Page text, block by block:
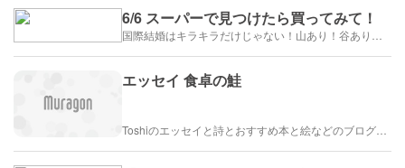
6/6 スーパーで見つけたら買ってみて！
エッセイ 食卓の鮭